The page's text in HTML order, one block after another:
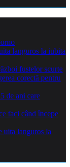
languros la iubita
fustelor scurte
corectă pentru
de ani care
faci când începe
uita languros la